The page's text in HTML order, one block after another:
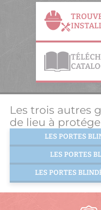
Les trois autres
de lieu à
LES PORTES
LES PORTES
LES PORTES